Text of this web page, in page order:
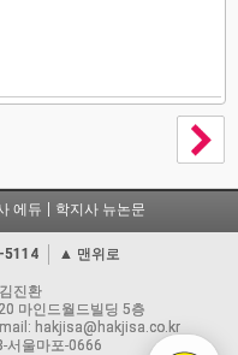
에듀 학지사 뉴논문
5114 ▲ 맨위로
진환
마인드월드빌딩 5층
mail: hakjisa@hakjisa.co.kr
서울마포-0666